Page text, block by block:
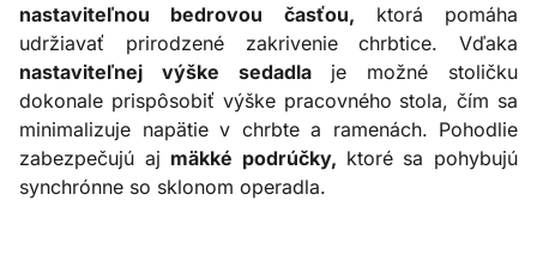
nastaviteľnou bedrovou časťou, ktorá pomáha
udržiavať prirodzené zakrivenie chrbtice. Vďaka
nastaviteľnej výške sedadlaje možné stoličku
dokonale prispôsobiť výške pracovného stola, čím sa
minimalizuje napätie v chrbte a ramenách. Pohodlie
zabezpečujú aj mäkké podrúčky, ktoré sa pohybujú
synchrónne so sklonom operadla.